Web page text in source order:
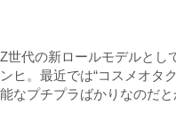
Z世代の新ロールモデルとし
ンヒ。最近では“コスメオタ
能なプチプラばかりなのだ